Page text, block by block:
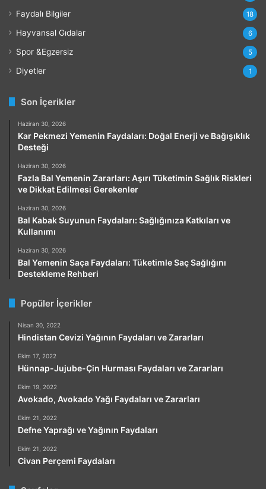
Faydalı Bilgiler 18
Hayvansal Gıdalar 6
Spor &Egzersiz 5
Diyetler 1
Son İçerikler
Haziran 30, 2026
Kar Pekmezi Yemenin Faydaları: Doğal Enerji ve Bağışıklık
Desteği
Haziran 30, 2026
Fazla Bal Yemenin Zararları: Aşırı Tüketimin Sağlık Riskleri
ve Dikkat Edilmesi Gerekenler
Haziran 30, 2026
Bal Kabak Suyunun Faydaları: Sağlığınıza Katkıları ve
Kullanımı
Haziran 30, 2026
Bal Yemenin Saça Faydaları: Tüketimle Saç Sağlığını
Destekleme Rehberi
Popüler İçerikler
Nisan 30, 2022
Hindistan Cevizi Yağının Faydaları ve Zararları
Ekim 17, 2022
Hünnap-Jujube-Çin Hurması Faydaları ve Zararları
Ekim 19, 2022
Avokado, Avokado Yağı Faydaları ve Zararları
Ekim 21, 2022
Defne Yaprağı ve Yağının Faydaları
Ekim 21, 2022
Civan Perçemi Faydaları